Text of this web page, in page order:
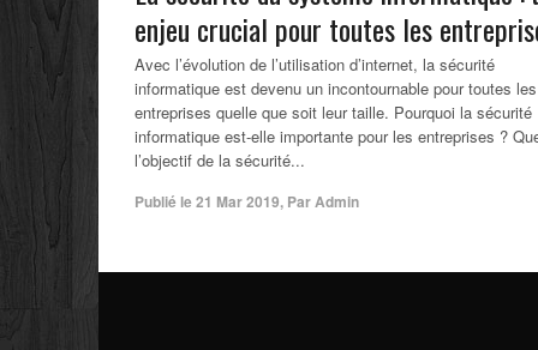
enjeu crucial pour toutes les
Avec l’évolution de l’utilisation d’internet, la sécurité
informatique est devenu un incontournable pour toutes les
entreprises quelle que soit leur taille. Pourquoi la sécurité
informatique est-elle importante pour les entreprises ?
l’objectif de la sécurité...
Publié le21 Mar 2019, ParAdmin